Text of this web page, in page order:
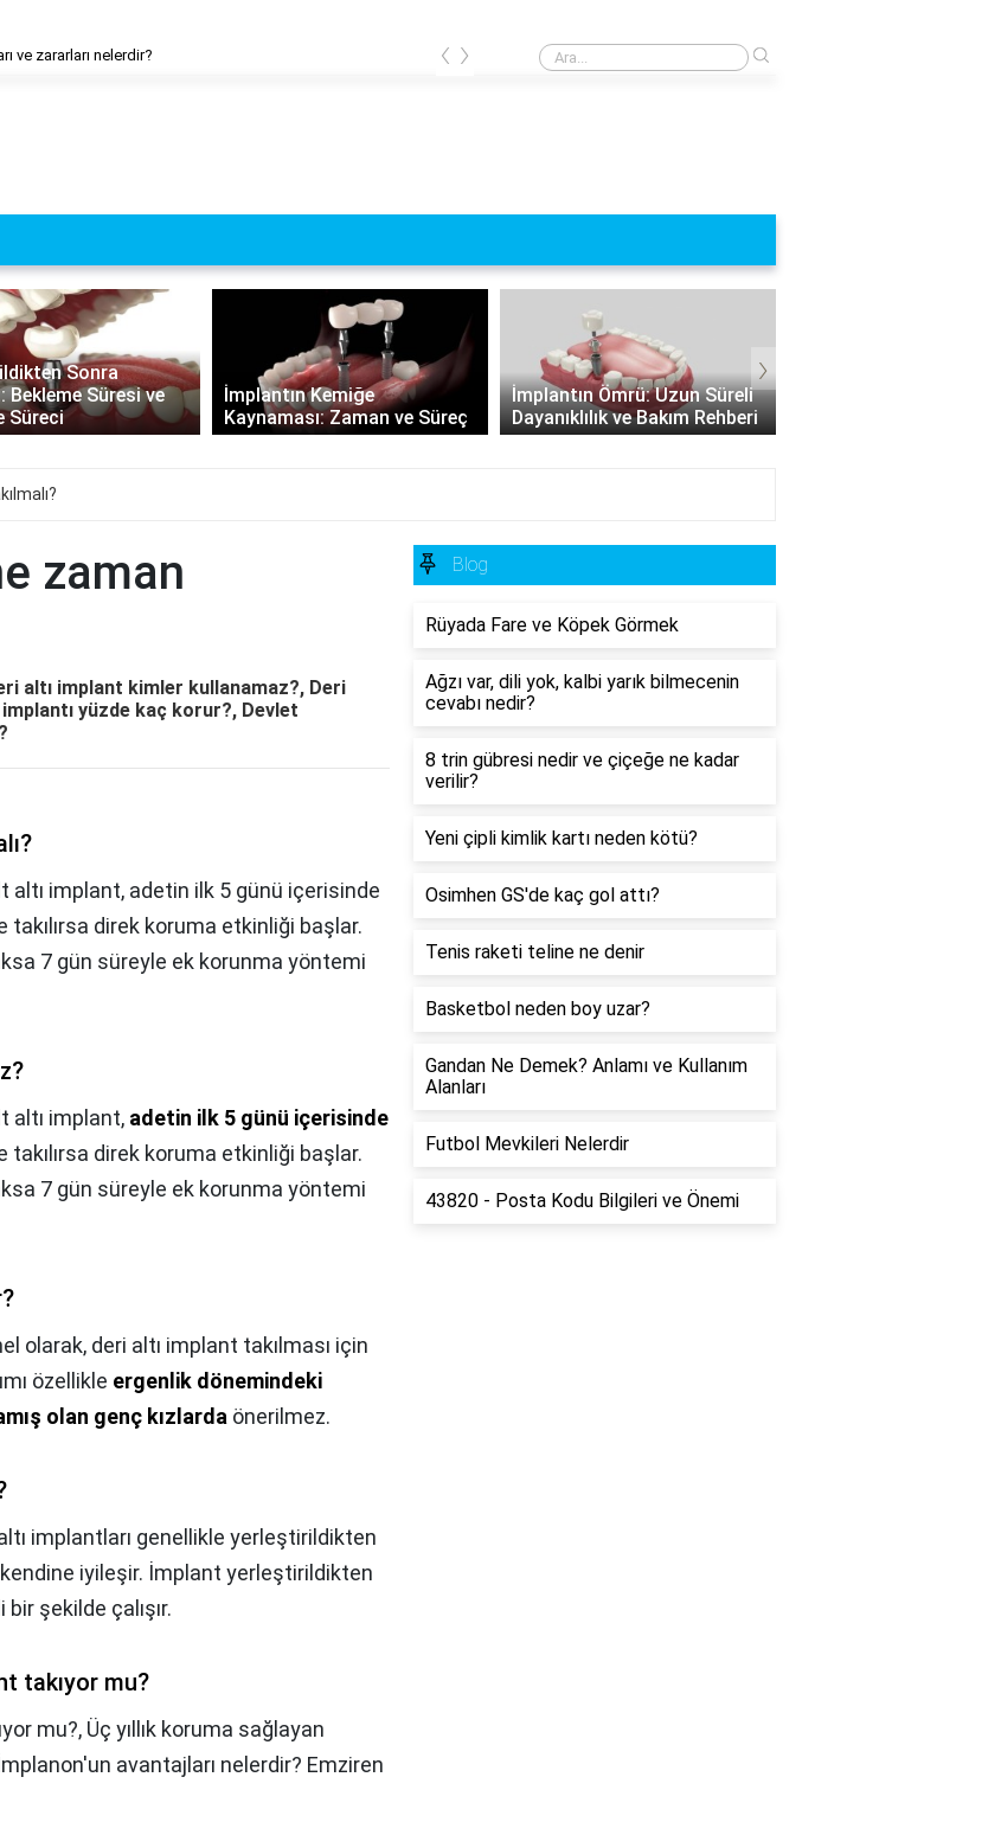
ve zararları nelerdir? Çamurun faydaları ve zararları nelerdir?
‹ ›
Kemiğe
Zaman ve Süreç
İmplantın Ömrü: Uzun Süreli
Dayanıklılık ve Bakım Rehberi
Vidasız İmplant: Vücut
Dışında Canlı Olmayan Hayat
›
zaman
altı implant kimler kullanamaz?, Deri
yüzde kaç korur?, Devlet
altı implant, adetin ilk 5 günü içerisinde
direk koruma etkinliği başlar.
7 gün süreyle ek korunma yöntemi
altı implant, adetin ilk 5 günü içerisinde
direk koruma etkinliği başlar.
7 gün süreyle ek korunma yöntemi
olarak, deri altı implant takılması için
özellikle ergenlik dönemindeki
olan genç kızlarda önerilmez.
implantları genellikle yerleştirildikten
iyileşir. İmplant yerleştirildikten
şekilde çalışır.
takıyor mu?
mu?, Üç yıllık koruma sağlayan
avantajları nelerdir? Emziren
Blog
Rüyada Fare ve Köpek Görmek
Ağzı var, dili yok, kalbi yarık bilmecenin
cevabı nedir?
8 trin gübresi nedir ve çiçeğe ne kadar
verilir?
Yeni çipli kimlik kartı neden kötü?
Osimhen GS'de kaç gol attı?
Tenis raketi teline ne denir
Basketbol neden boy uzar?
Gandan Ne Demek? Anlamı ve Kullanım
Alanları
Futbol Mevkileri Nelerdir
43820 - Posta Kodu Bilgileri ve Önemi